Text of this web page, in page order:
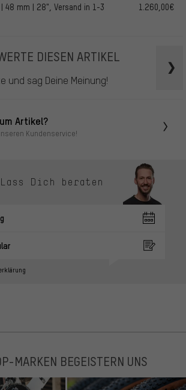
48 mm | 28", Versand in 1-3
1.260,00€
DIESEN ARTIKEL
und sag Deine Meinung!
Artikel?
Kundenservice!
Lass Dich beraten
MARKEN BEGEISTERN UNS